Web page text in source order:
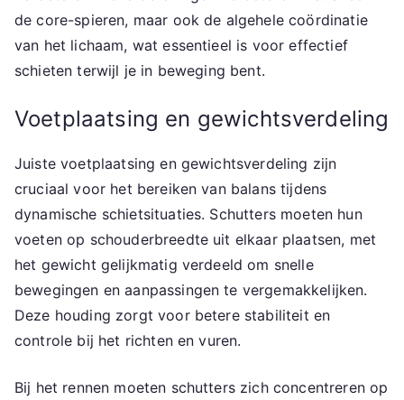
de core-spieren, maar ook de algehele coördinatie
van het lichaam, wat essentieel is voor effectief
schieten terwijl je in beweging bent.
Voetplaatsing en gewichtsverdeling
Juiste voetplaatsing en gewichtsverdeling zijn
cruciaal voor het bereiken van balans tijdens
dynamische schietsituaties. Schutters moeten hun
voeten op schouderbreedte uit elkaar plaatsen, met
het gewicht gelijkmatig verdeeld om snelle
bewegingen en aanpassingen te vergemakkelijken.
Deze houding zorgt voor betere stabiliteit en
controle bij het richten en vuren.
Bij het rennen moeten schutters zich concentreren op